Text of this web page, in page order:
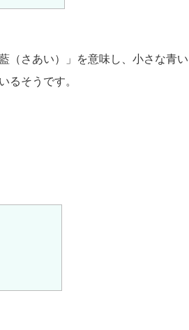
（さあい）」を意味し、小さな青い
るそうです。